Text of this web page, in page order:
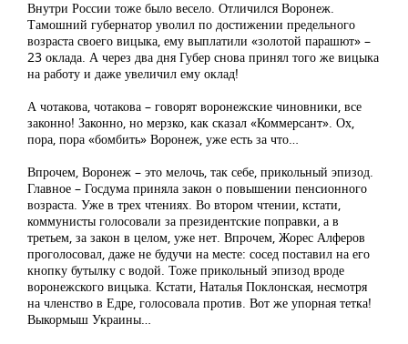
Внутри России тоже было весело. Отличился Воронеж.
Тамошний губернатор уволил по достижении предельного
возраста своего вицыка, ему выплатили «золотой парашют» –
23 оклада. А через два дня Губер снова принял того же вицыка
на работу и даже увеличил ему оклад!
А чотакова, чотакова – говорят воронежские чиновники, все
законно! Законно, но мерзко, как сказал «Коммерсант». Ох,
пора, пора «бомбить» Воронеж, уже есть за что…
Впрочем, Воронеж – это мелочь, так себе, прикольный эпизод.
Главное – Госдума приняла закон о повышении пенсионного
возраста. Уже в трех чтениях. Во втором чтении, кстати,
коммунисты голосовали за президентские поправки, а в
третьем, за закон в целом, уже нет. Впрочем, Жорес Алферов
проголосовал, даже не будучи на месте: сосед поставил на его
кнопку бутылку с водой. Тоже прикольный эпизод вроде
воронежского вицыка. Кстати, Наталья Поклонская, несмотря
на членство в Едре, голосовала против. Вот же упорная тетка!
Выкормыш Украины…